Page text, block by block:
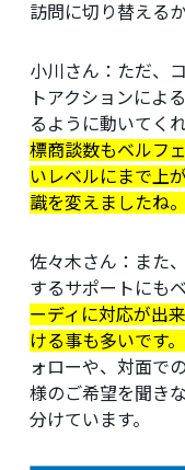
訪問に切り替える
小川さん： ただ、
トアクションによ
るように動いてくれ
標商談数もベルフ
いレベルにまで上
識を変えましたね。
佐々木さん： また
するサポートにも
ーディに対応が出
ける事も多いです。
ォローや、対面で
様のご希望を聞き
分けています。